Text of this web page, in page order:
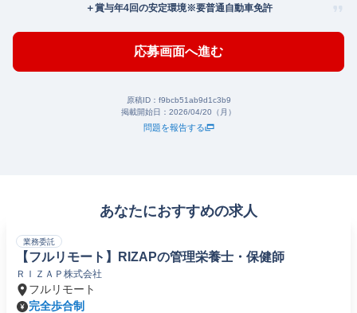
＋賞与年4回の安定環境※要普通自動車免許
応募画面へ進む
原稿ID： f9bcb51ab9d1c3b9
掲載開始日： 2026/04/20（月）
問題を報告する
あなたにおすすめの求人
業務委託
【フルリモート】RIZAPの管理栄養士・保健師
ＲＩＺＡＰ株式会社
フルリモート
完全歩合制